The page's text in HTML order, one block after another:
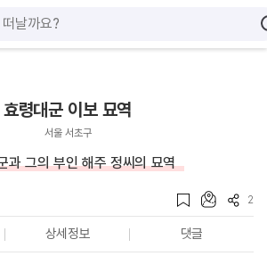
효령대군 이보 묘역
서울 서초구
과 그의 부인 해주 정씨의 묘역
2
상세정보 댓글